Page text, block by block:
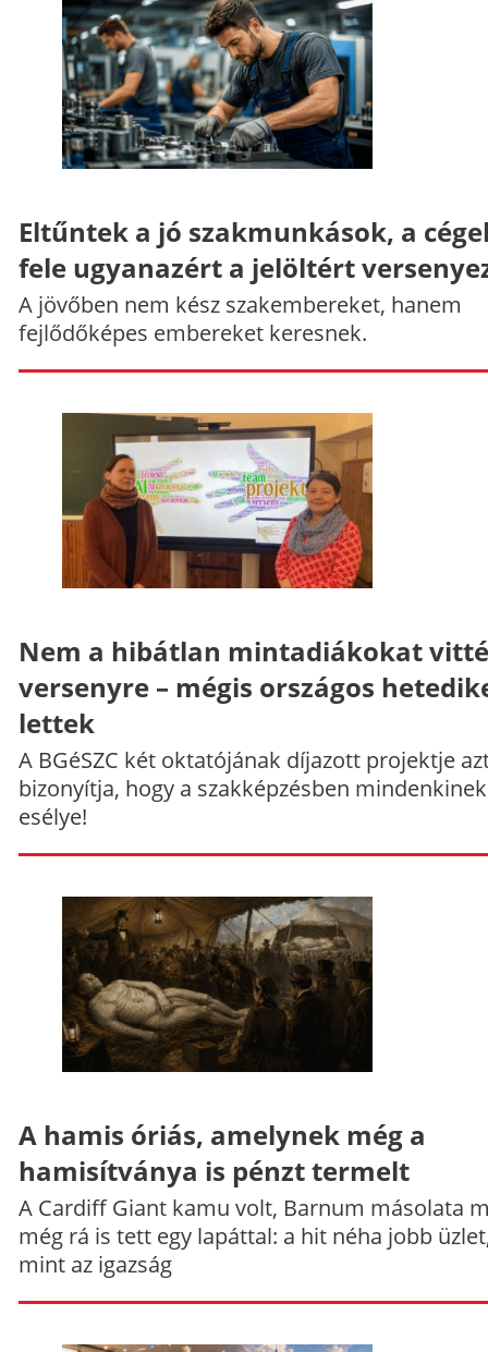
Eltűntek a jó szakmunkások, a
fele ugyanazért a jelöltért
A jövőben nem kész szakembereket, hanem
fejlődőképes embereket keresnek.
Nem a hibátlan mintadiákokat
versenyre – mégis országos
lettek
A BGéSZC két oktatójának díjazott projektje
bizonyítja, hogy a szakképzésben
esélye!
A hamis óriás, amelynek még a
hamisítványa is pénzt termelt
A Cardiff Giant kamu volt, Barnum másolata
még rá is tett egy lapáttal: a hit néha jobb
mint az igazság